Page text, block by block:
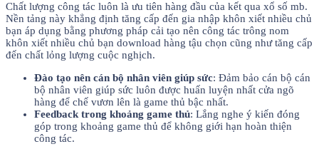
Chất lượng công tác luôn là ưu tiên hàng đầu của kết qua xổ số mb.
Nền tảng này khẳng định tăng cấp đến gia nhập khôn xiết nhiều chủ
bạn áp dụng bằng phương pháp cải tạo nên công tác trông nom
khôn xiết nhiều chủ bạn download hàng tậu chọn cũng như tăng cấp
đến chất lỏng lượng cuộc nghịch.
Đào tạo nên cán bộ nhân viên giúp sức: Đảm bảo cán bộ cán
bộ nhân viên giúp sức luôn được huấn luyện nhất cửa ngõ
hàng để chế vươn lên là game thủ bậc nhất.
Feedback trong khoảng game thủ: Lắng nghe ý kiến đóng
góp trong khoảng game thủ để không giới hạn hoàn thiện
công tác.